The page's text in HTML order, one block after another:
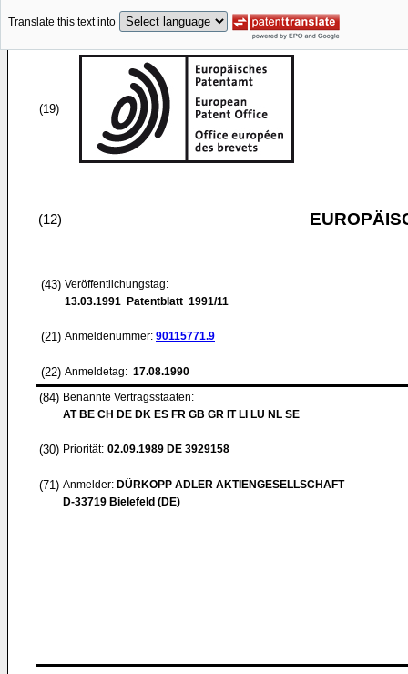
Translate this text into
(19)
(12)
(43) Veröffentlichungstag:
13.03.1991 Patentblatt 1991/11
(21) Anmeldenummer: 90115771.9
(22) Anmeldetag: 17.08.1990
(84) Benannte Vertragsstaaten:
AT BE CH DE DK ES FR GB GR IT LI LU NL SE
(30) Priorität: 02.09.1989 DE 3929158
(71) Anmelder: DÜRKOPP ADLER AKTIENGESELLSCHAFT
D-33719 Bielefeld (DE)